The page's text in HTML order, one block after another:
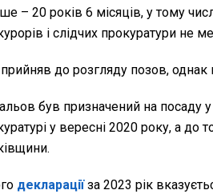
– 20 років 6 місяців, у тому
і слідчих прокуратури не
до розгляду позов, однак
був призначений на посаду у
у вересні 2020 року, а до
деклараціїза 2023 рік